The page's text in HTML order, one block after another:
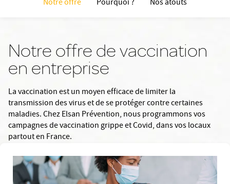
Notre offre Pourquoi ? Nos atouts
Notre offre de vaccination
en entreprise
La vaccination est un moyen efficace de limiter la
transmission des virus et de se protéger contre certaines
maladies. Chez Elsan Prévention, nous programmons vos
campagnes de vaccination grippe et Covid, dans vos locaux
partout en France.